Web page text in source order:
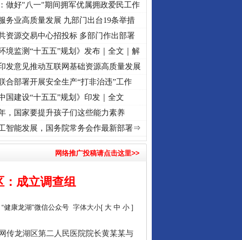
兴征程丨“转折之城”激荡.. ·[视频]牢记初心使命 奋进复兴征程丨红船起航处 潮起..
做好"八一"期间拥军优属拥政爱民工作
务业高质量发展 九部门出台19条举措
资源交易中心招投标 多部门作出部署
境监测“十五五”规划》发布｜全文｜解
发意见推动互联网基础资源高质量发展
合部署开展安全生产“打非治违”工作
国建设“十五五”规划》印发｜全文
，国家要提升孩子们这些能力素养
智能发展，国务院常务会作最新部署⇒
网络推广投稿请点击这里>>
成立调查组
“健康龙湖”微信公众号 字体大小[ 大 中 小 ]
龙湖区第二人民医院院长黄某某与